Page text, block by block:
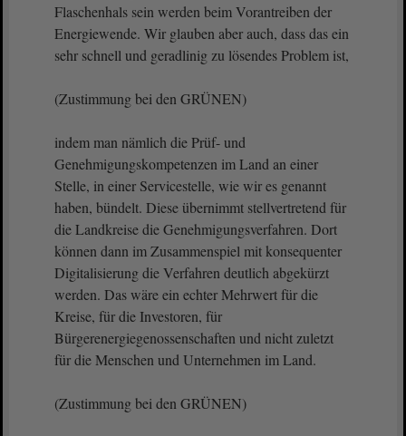
Flaschenhals sein werden beim Vorantreiben der
Energiewende. Wir glauben aber auch, dass das ein
sehr schnell und geradlinig zu lösendes Problem ist,
(Zustimmung bei den GRÜNEN)
indem man nämlich die Prüf- und
Genehmigungskompetenzen im Land an einer
Stelle, in einer Servicestelle, wie wir es genannt
haben, bündelt. Diese übernimmt stellvertretend für
die Landkreise die Genehmigungsverfahren. Dort
können dann im Zusammenspiel mit konsequenter
Digitalisierung die Verfahren deutlich abgekürzt
werden. Das wäre ein echter Mehrwert für die
Kreise, für die Investoren, für
Bürgerenergiegenossenschaften und nicht zuletzt
für die Menschen und Unternehmen im Land.
(Zustimmung bei den GRÜNEN)